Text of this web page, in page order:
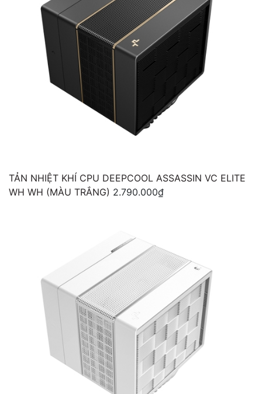
TẢN NHIỆT KHÍ CPU DEEPCOOL ASSASSIN VC ELITE
WH WH (MÀU TRẮNG) 2.790.000₫